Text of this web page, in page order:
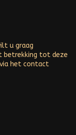
u graag
betrekking tot deze
het contact